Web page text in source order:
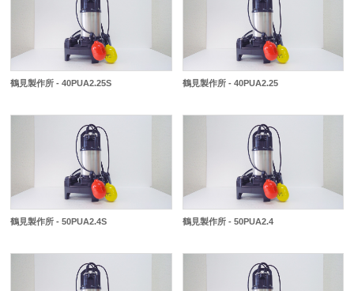
鶴見製作所 - 40PUA2.25S 鶴見製作所 - 40PUA2.25
鶴見製作所 - 50PUA2.4S 鶴見製作所 - 50PUA2.4